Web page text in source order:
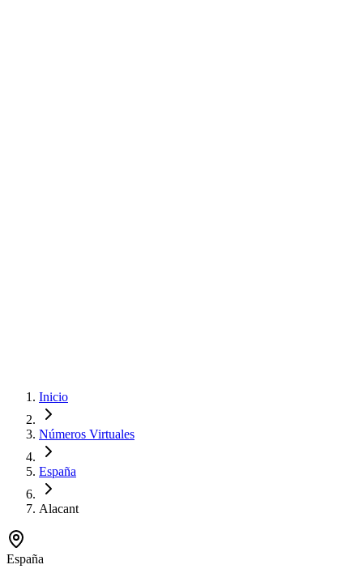
Inicio
Números Virtuales
España
Alacant
España